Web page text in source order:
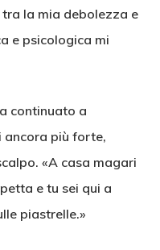
la mia debolezza e
e psicologica mi
continuato a
ancora più forte,
«A casa magari
e tu sei qui a
piastrelle.»